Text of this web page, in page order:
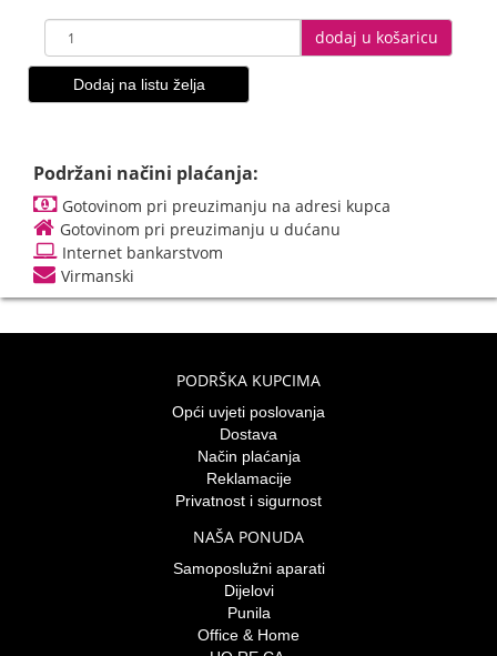
dodaj u košaricu
Dodaj na listu želja
Podržani načini plaćanja:
Gotovinom pri preuzimanju na adresi kupca
Gotovinom pri preuzimanju u dućanu
Internet bankarstvom
Virmanski
PODRŠKA KUPCIMA
Opći uvjeti poslovanja
Dostava
Način plaćanja
Reklamacije
Privatnost i sigurnost
NAŠA PONUDA
Samoposlužni aparati
Dijelovi
Punila
Office & Home